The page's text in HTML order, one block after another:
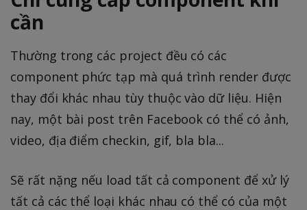
cần
Thường trong các project đều có các
component phức tạp mà quá trình render được
thay đổi khác nhau tùy thuộc vào dữ liệu. Hiện
nay, một bài post trên Facebook có thể có ảnh,
video, địa điểm checkin, gif, bla bla...
Sẽ rất nặng nếu load tất cả component để xử lý
tất cả các thể loại khác nhau có thể có của một